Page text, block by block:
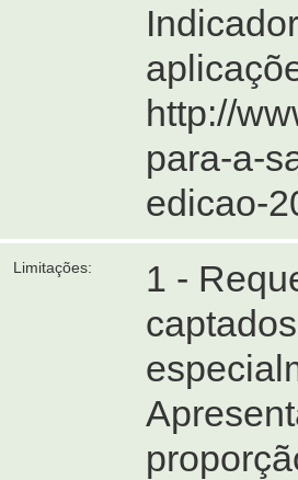
http://
para-a-
edicao-
Limitações:
1 -